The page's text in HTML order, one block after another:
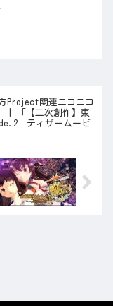
Project関連ニコニコ
| 「【二次創作】東
ティザームービ